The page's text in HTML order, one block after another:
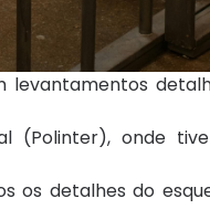
levantamentos
(Polinter), onde
os detalhes do